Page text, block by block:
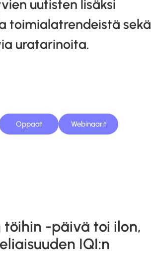
uutisten lisäksi
toimialatrendeistä sekä
uratarinoita.
Oppaat Webinaarit
-päivä toi ilon,
IQI:n